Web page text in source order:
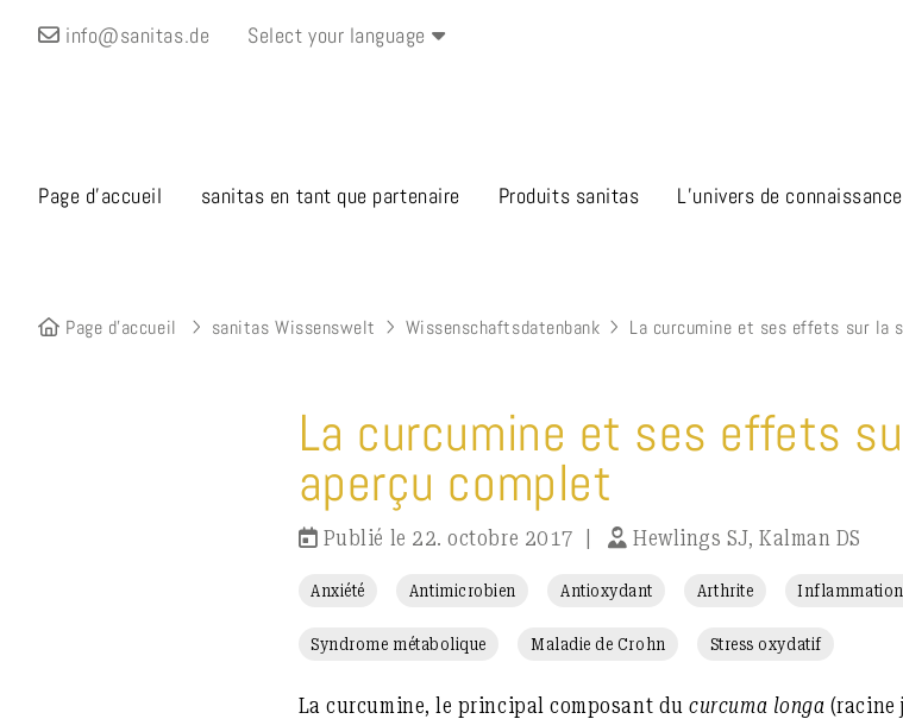
info@sanitas.de Select your language
Page d’accueil sanitas en tant que partenaire Produits sanitas L’univers de
Page d’accueil sanitas Wissenswelt Wissenschaftsdatenbank La curcumine et ses effets sur la
La curcumine et ses effets
aperçu complet
Publié le 22. octobre 2017 Hewlings SJ, Kalman DS
Anxiété Antimicrobien Antioxydant Arthrite
Syndrome métabolique Maladie de Crohn Stress oxydatif
La curcumine, le principal composant ducurcuma longa (racine